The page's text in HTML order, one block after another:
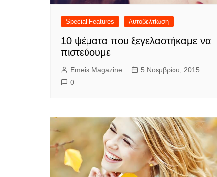
Special Features Αυτοβελτίωση
10 ψέματα που ξεγελαστήκαμε να
πιστεύουμε
Emeis Magazine
5 Νοεμβρίου, 2015
0